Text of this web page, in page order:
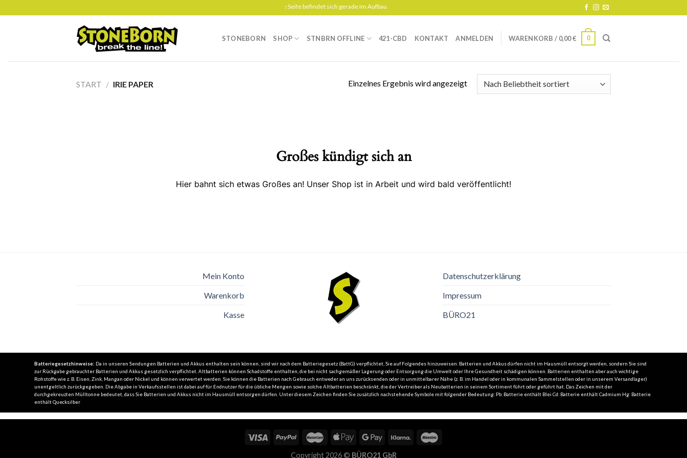
to
Diese Seite befindet sich gerade im Aufbau
STONEBORN SHOP STNBRN OFFLINE 421-CBD KONTAKT ANMELDEN WARENKORB / 0,00€ 0
START / IRIE PAPER Einzelnes Ergebnis wird angezeigt
Großes kündigt sich an
Hier bahnt sich etwas Großes an! Unser Shop ist in Arbeit und wird bald veröffentlicht!
Mein Konto
Warenkorb
Kasse
Datenschutzerklärung
Impressum
BÜRO21
Batteriegesetzhinweise: Da in unseren Sendungen Batterien und Akkus enthalten sein können, sind wir nach dem Batteriegesetz (BattG) verpflichtet, Sie auf Folgendes hinzuweisen: Batterien und Akkus dürfen nicht im Hausmüll entsorgt werden, sondern Sie sind
zur Rückgabe gebrauchter Batterien und Akkus gesetzlich verpflichtet. Altbatterien können Schadstoffe enthalten, die bei nicht sachgemäßer Lagerung oder Entsorgung die Umwelt oder Ihre Gesundheit schädigen können. Batterien enthalten aber auch wichtige
Rohstoffe wie z. B. Eisen, Zink, Mangan oder Nickel und können verwertet werden. Sie können die Batterien nach Gebrauch entweder an uns zurücksenden oder in unmittelbarer Nähe (z. B. im Handel oder in kommunalen Sammelstellen oder in unserem Versandlager)
unentgeltlich zurückgegeben. Die Abgabe in Verkaufsstellen ist dabei auf für Endnutzer für die übliche Mengen sowie solche Altbatterien beschränkt, die der Vertreiber als Neubatterien in seinem Sortiment führt oder geführt hat. Das Zeichen mit der
durchgekreuzten Mülltonne bedeutet, dass Sie Batterien und Akkus nicht im Hausmüll entsorgen dürfen. Unter diesem Zeichen finden Sie zusätzlich nachstehende Symbole mit folgender Bedeutung: Pb: Batterie enthält Blei Cd: Batterie enthält Cadmium Hg: Batterie
enthält Quecksilber
Copyright 2026 © BÜRO21 GbR